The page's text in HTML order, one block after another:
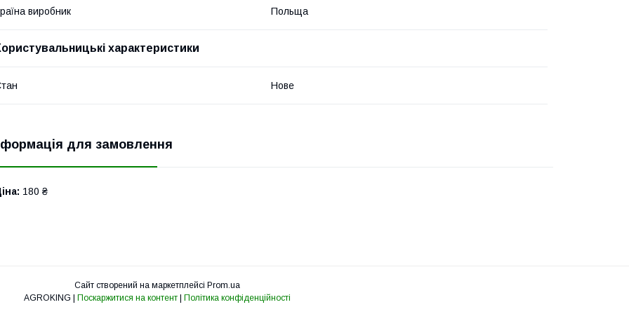
виробник Польща
характеристики
Нове
для замовлення
180 ₴
Сайт створений на маркетплейсі Prom.ua
Поскаржитися на контент Політика конфіденційності